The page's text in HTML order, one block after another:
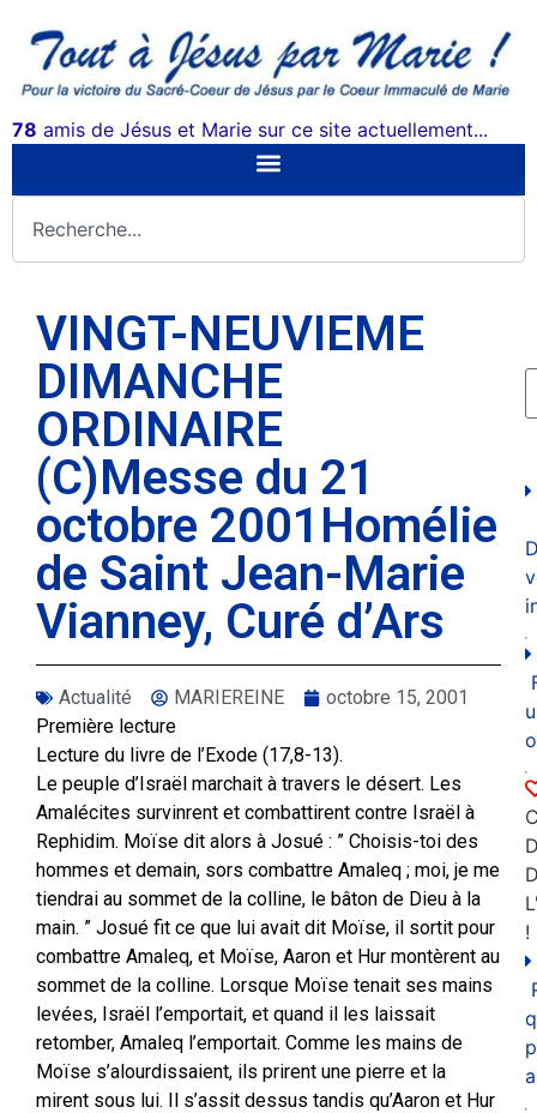
78 amis de Jésus et Marie sur ce site actuellement...
VINGT-NEUVIEME
DIMANCHE
ORDINAIRE
(C)Messe du 21
octobre 2001Homélie
de Saint Jean-Marie
Vianney, Curé d’Ars
Actualité MARIEREINE
octobre 15, 2001
Première lecture
Lecture du livre de l’Exode (17,8-13).
Le peuple d’Israël marchait à travers le désert. Les
Amalécites survinrent et combattirent contre Israël à
Rephidim. Moïse dit alors à Josué : ” Choisis-toi des
hommes et demain, sors combattre Amaleq ; moi, je me
tiendrai au sommet de la colline, le bâton de Dieu à la
main. ” Josué fit ce que lui avait dit Moïse, il sortit pour
combattre Amaleq, et Moïse, Aaron et Hur montèrent au
sommet de la colline. Lorsque Moïse tenait ses mains
levées, Israël l’emportait, et quand il les laissait
retomber, Amaleq l’emportait. Comme les mains de
Moïse s’alourdissaient, ils prirent une pierre et la
mirent sous lui. Il s’assit dessus tandis qu’Aaron et Hur
!